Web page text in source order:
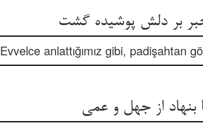
Evvelce anlattığımız gibi, padişahtan